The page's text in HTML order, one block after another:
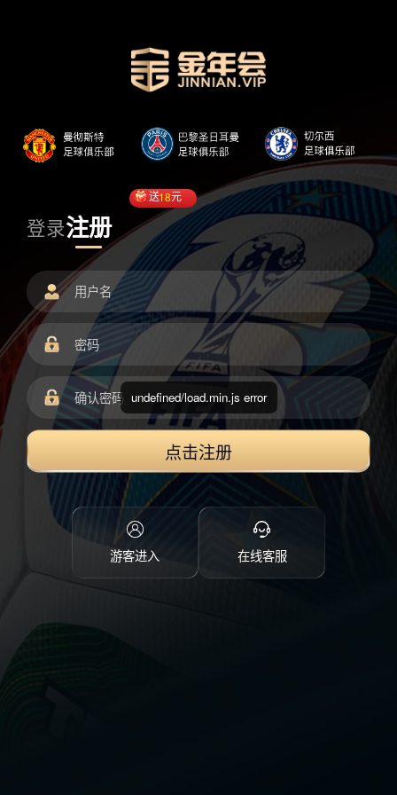
登录注册
送18元
点击注册
游客进入 在线客服
undefined/load.min.js error